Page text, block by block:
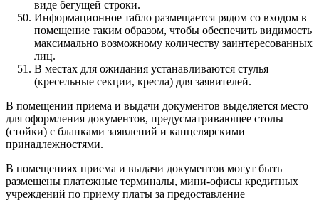
виде бегущей строки.
Информационное табло размещается рядом со входом в
помещение таким образом, чтобы обеспечить видимость
максимально возможному количеству заинтересованных
лиц.
В местах для ожидания устанавливаются стулья
(кресельные секции, кресла) для заявителей.
В помещении приема и выдачи документов выделяется место
для оформления документов, предусматривающее столы
(стойки) с бланками заявлений и канцелярскими
принадлежностями.
В помещениях приема и выдачи документов могут быть
размещены платежные терминалы, мини-офисы кредитных
учреждений по приему платы за предоставление